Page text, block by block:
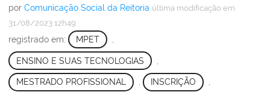
por Comunicação Social da Reitoria última modificação em
31/08/2023 12h49
registrado em: MPET
ENSINO E SUAS TECNOLOGIAS
MESTRADO PROFISSIONAL , INSCRIÇÃO ,